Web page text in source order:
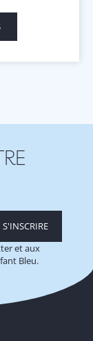
et aux
Bleu.